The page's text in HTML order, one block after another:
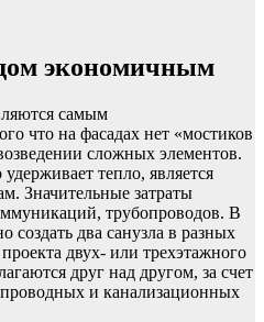
экономичным
самым
что на фасадах нет «мостиков
сложных элементов.
тепло, является
Значительные затраты
трубопроводов. В
создать два санузла в разных
двух- или трехэтажного
друг над другом, за счет
и канализационных